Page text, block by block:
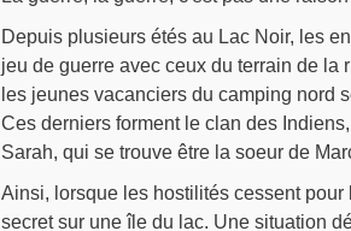
Depuis plusieurs étés au Lac Noir, les
jeu de guerre avec ceux du terrain de la
les jeunes vacanciers du camping nord
Ces derniers forment le clan des
Sarah, qui se trouve être la soeur de
Ainsi, lorsque les hostilités cessent
secret sur une île du lac. Une situation